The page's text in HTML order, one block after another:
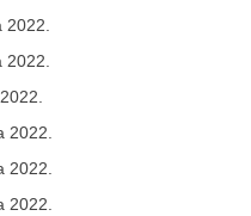
2022.
2022.
2022.